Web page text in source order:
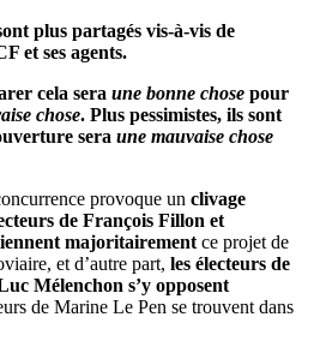
plus partagés vis-à-vis de
et ses agents.
cela sera une bonne chose pour
chose. Plus pessimistes, ils sont
sera une mauvaise chose
provoque un clivage
de François Fillon et
majoritairementce projet de
et d’autre part, les électeurs de
Mélenchon s’y opposent
de Marine Le Pen se trouvent dans